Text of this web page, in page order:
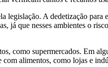
A dedetização para
já que nesses ambientes o
como supermercados. Em
alimentos, como lojas e